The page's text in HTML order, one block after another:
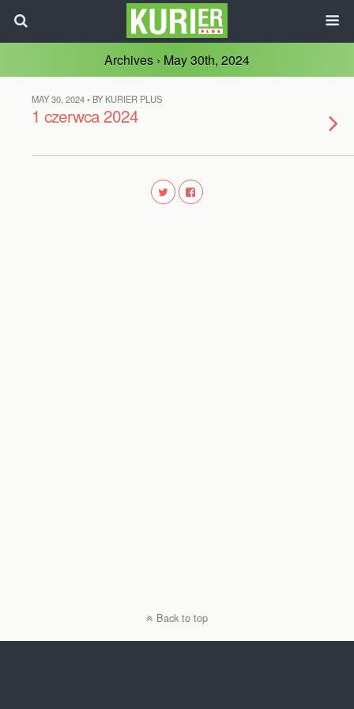
Archives › May 30th, 2024
MAY 30, 2024 • BY KURIER PLUS
1 czerwca 2024
Back to top